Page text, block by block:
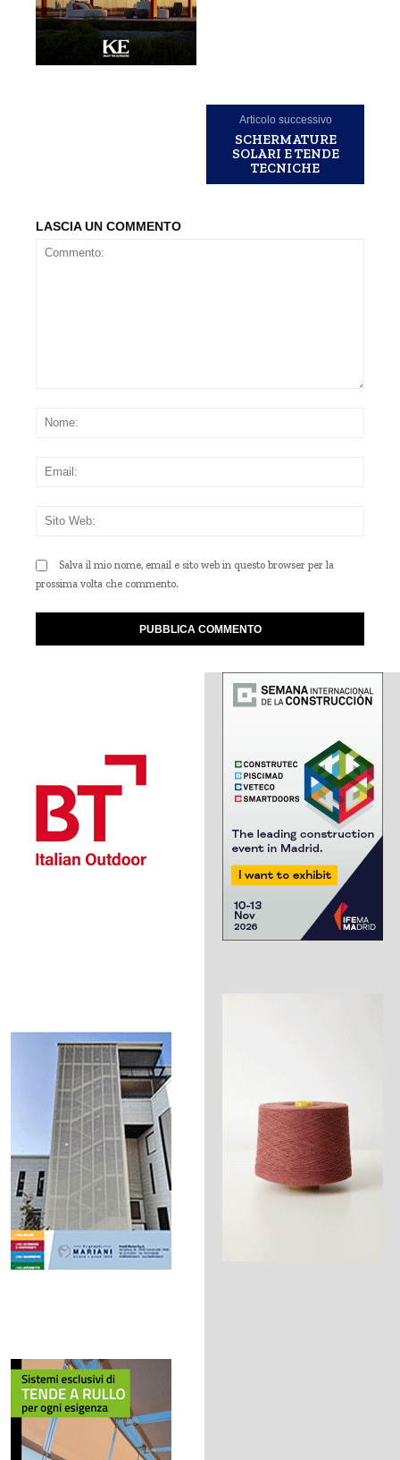
Articolo successivo
SCHERMATURE
SOLARI E TENDE
TECNICHE
LASCIA UN COMMENTO
Salva il mio nome, email e sito web in questo browser per la
prossima volta che commento.